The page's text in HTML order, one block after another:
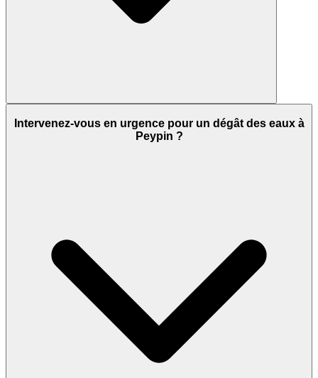
Intervenez-vous en urgence pour un dégât des eaux à
Peypin ?